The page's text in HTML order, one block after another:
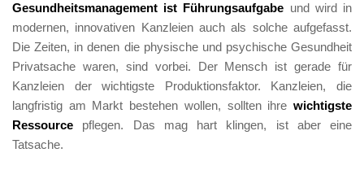
Gesundheitsmanagement ist Führungsaufgabe und wird in
modernen, innovativen Kanzleien auch als solche aufgefasst.
Die Zeiten, in denen die physische und psychische Gesundheit
Privatsache waren, sind vorbei. Der Mensch ist gerade für
Kanzleien der wichtigste Produktionsfaktor. Kanzleien, die
langfristig am Markt bestehen wollen, sollten ihre wichtigste
Ressource pflegen. Das mag hart klingen, ist aber eine
Tatsache.